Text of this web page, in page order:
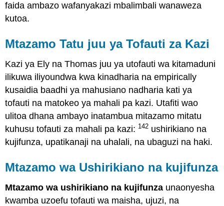
faida ambazo wafanyakazi mbalimbali wanaweza
kutoa.
Mtazamo Tatu juu ya Tofauti za Kazi
Kazi ya Ely na Thomas juu ya utofauti wa kitamaduni
ilikuwa iliyoundwa kwa kinadharia na empirically
kusaidia baadhi ya mahusiano nadharia kati ya
tofauti na matokeo ya mahali pa kazi. Utafiti wao
ulitoa dhana ambayo inatambua mitazamo mitatu
kuhusu tofauti za mahali pa kazi: 142 ushirikiano na
kujifunza, upatikanaji na uhalali, na ubaguzi na haki.
Mtazamo wa Ushirikiano na kujifunza
Mtazamo wa ushirikiano na kujifunza unaonyesha
kwamba uzoefu tofauti wa maisha, ujuzi, na